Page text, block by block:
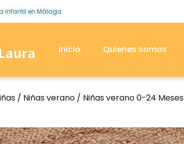
infantil en Málaga
Inicio Quienes somos
/ Niñas verano / Niñas verano 0-24 Meses